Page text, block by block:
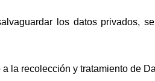
los datos privados,
la recolección y tratamiento de